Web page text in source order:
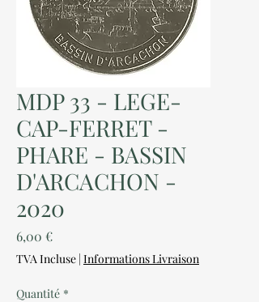
MDP 33 - LEGE-
CAP-FERRET -
PHARE - BASSIN
D'ARCACHON -
2020
6,00 €Prix
TVA Incluse | Informations Livraison
Quantité *